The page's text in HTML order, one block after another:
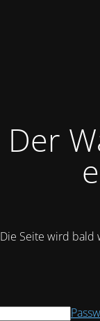
Der
Die Seite wird bald